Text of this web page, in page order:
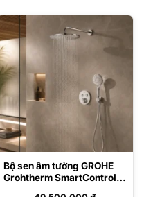
Bộ sen âm tường GROHE
Grohtherm SmartControl